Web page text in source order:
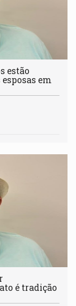
estão
em
é tradição